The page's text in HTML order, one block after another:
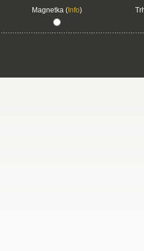
Magnetka (Info)